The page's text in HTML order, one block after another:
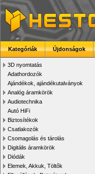
Kategóriák Újdonságok
3D nyomtatás
Adathordozók
Ajándékok, ajándékutalványok
Analóg áramkörök
Audiotechnika
Autó HiFi
Biztosítékok
Csatlakozók
Csomagolás és tárolás
Digitális áramkörök
Diódák
Elemek, Akkuk, Töltők